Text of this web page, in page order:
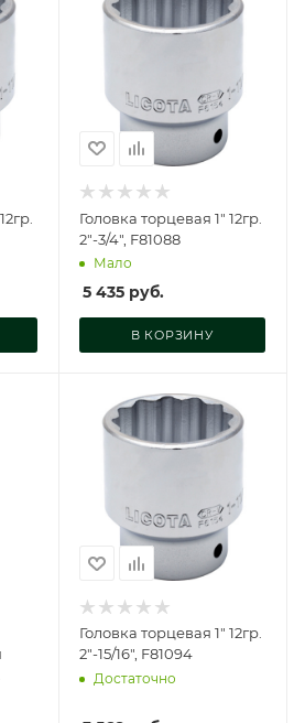
Головка торцевая 1" 12гр.
2"-3/4", F81088
Мало
5 435руб.
В КОРЗИНУ
Головка торцевая 1" 12гр.
2"-15/16", F81094
Достаточно